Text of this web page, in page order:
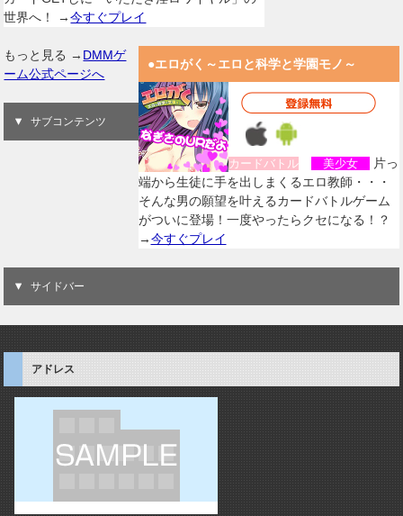
世界へ！ →今すぐプレイ
●エロがく～エロと科学と学園モノ～
カードバトル 美少女
片っ
端から生徒に手を出しまくるエロ教師・・・
そんな男の願望を叶えるカードバトルゲーム
がついに登場！一度やったらクセになる！？
→今すぐプレイ
もっと見る → DMMゲ
ーム公式ページへ
サブコンテンツ
サイドバー
アドレス